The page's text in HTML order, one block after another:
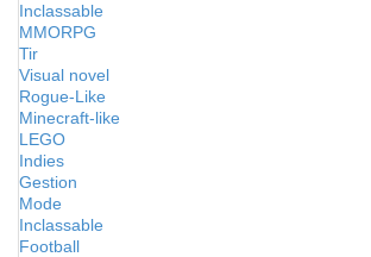
Inclassable
MMORPG
Tir
Visual novel
Rogue-Like
Minecraft-like
LEGO
Indies
Gestion
Mode
Inclassable
Football